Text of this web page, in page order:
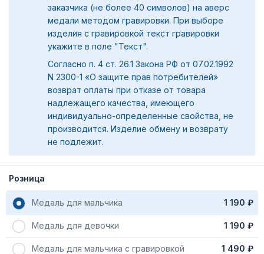
заказчика (не более 40 символов) на аверс
медали методом гравировки. При выборе
изделия с гравировкой текст гравировки
укажите в поле "Текст".
Согласно п. 4 ст. 26.1 Закона РФ от 07.02.1992
N 2300-1 «О защите прав потребителей»
возврат оплаты при отказе от товара
надлежащего качества, имеющего
индивидуально-определенные свойства, не
производится. Изделие обмену и возврату
не подлежит.
Розница
Медаль для мальчика 1 190 ₽
Медаль для девочки 1 190 ₽
Медаль для мальчика с гравировкой 1 490 ₽